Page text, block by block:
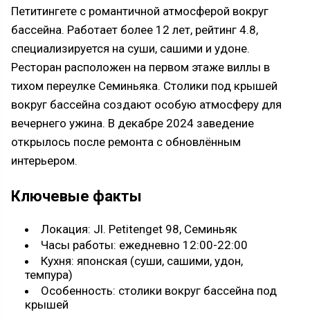
Петитингете с романтичной атмосферой вокруг
бассейна. Работает более 12 лет, рейтинг 4.8,
специализируется на суши, сашими и удоне.
Ресторан расположен на первом этаже виллы в
тихом переулке Семиньяка. Столики под крышей
вокруг бассейна создают особую атмосферу для
вечернего ужина. В декабре 2024 заведение
открылось после ремонта с обновлённым
интерьером.
Ключевые факты
Локация: Jl. Petitenget 98, Семиньяк
Часы работы: ежедневно 12:00-22:00
Кухня: японская (суши, сашими, удон,
темпура)
Особенность: столики вокруг бассейна под
крышей